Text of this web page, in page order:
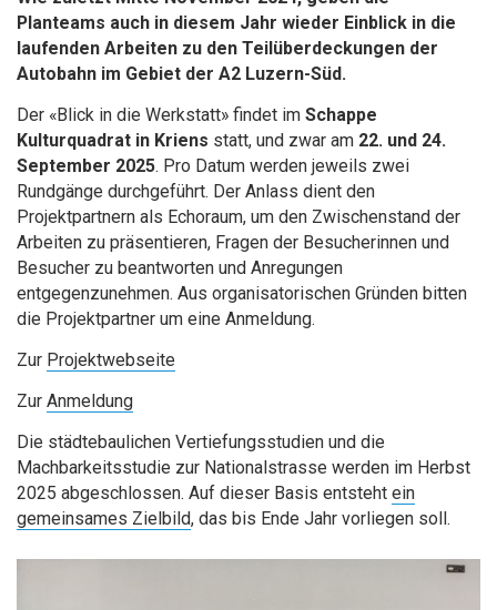
Planteams auch in diesem Jahr wieder Einblick in die
laufenden Arbeiten zu den Teilüberdeckungen der
Autobahn im Gebiet der A2 Luzern-Süd.
Der «Blick in die Werkstatt» findet im Schappe
Kulturquadrat in Kriens statt, und zwar am 22. und 24.
September 2025. Pro Datum werden jeweils zwei
Rundgänge durchgeführt. Der Anlass dient den
Projektpartnern als Echoraum, um den Zwischenstand der
Arbeiten zu präsentieren, Fragen der Besucherinnen und
Besucher zu beantworten und Anregungen
entgegenzunehmen. Aus organisatorischen Gründen bitten
die Projektpartner um eine Anmeldung.
Zur Projektwebseite
Zur Anmeldung
Die städtebaulichen Vertiefungsstudien und die
Machbarkeitsstudie zur Nationalstrasse werden im Herbst
2025 abgeschlossen. Auf dieser Basis entsteht ein
gemeinsames Zielbild, das bis Ende Jahr vorliegen soll.